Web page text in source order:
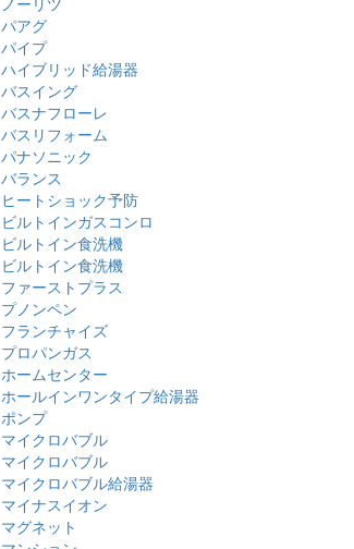
パアグ
パイプ
ハイブリッド給湯器
バスイング
バスナフローレ
バスリフォーム
パナソニック
バランス
ヒートショック予防
ビルトインガスコンロ
ビルトイン食洗機
ビルトイン食洗機
ファーストプラス
プノンペン
フランチャイズ
プロパンガス
ホームセンター
ホールインワンタイプ給湯器
ポンプ
マイクロバブル
マイクロバブル
マイクロバブル給湯器
マイナスイオン
マグネット